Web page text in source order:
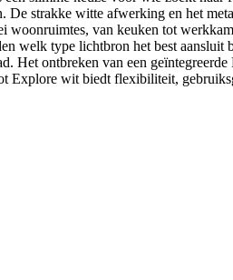
strakke witte afwerking en het
woonruimtes, van keuken tot
welk type lichtbron het best
Het ontbreken van een
Explore wit biedt flexibiliteit,